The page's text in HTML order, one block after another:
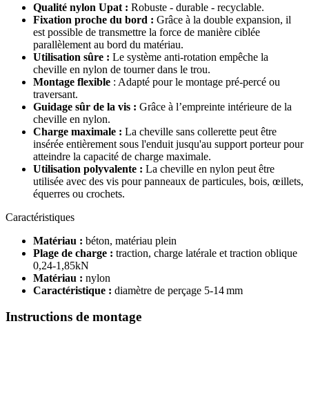
Qualité nylon Upat : Robuste - durable - recyclable.
Fixation proche du bord : Grâce à la double expansion, il
est possible de transmettre la force de manière ciblée
parallèlement au bord du matériau.
Utilisation sûre : Le système anti-rotation empêche la
cheville en nylon de tourner dans le trou.
Montage flexible : Adapté pour le montage pré-percé ou
traversant.
Guidage sûr de la vis : Grâce à l’empreinte intérieure de la
cheville en nylon.
Charge maximale : La cheville sans collerette peut être
insérée entièrement sous l'enduit jusqu'au support porteur pour
atteindre la capacité de charge maximale.
Utilisation polyvalente : La cheville en nylon peut être
utilisée avec des vis pour panneaux de particules, bois, œillets,
équerres ou crochets.
Caractéristiques
Matériau : béton, matériau plein
Plage de charge : traction, charge latérale et traction oblique
0,24-1,85kN
Matériau : nylon
Caractéristique : diamètre de perçage 5‑14 mm
Instructions de montage